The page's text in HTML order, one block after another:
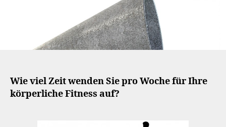
und
Kommunikative
Kompetenz
Wie viel Zeit wenden Sie pro Woche für Ihre
körperliche Fitness auf?